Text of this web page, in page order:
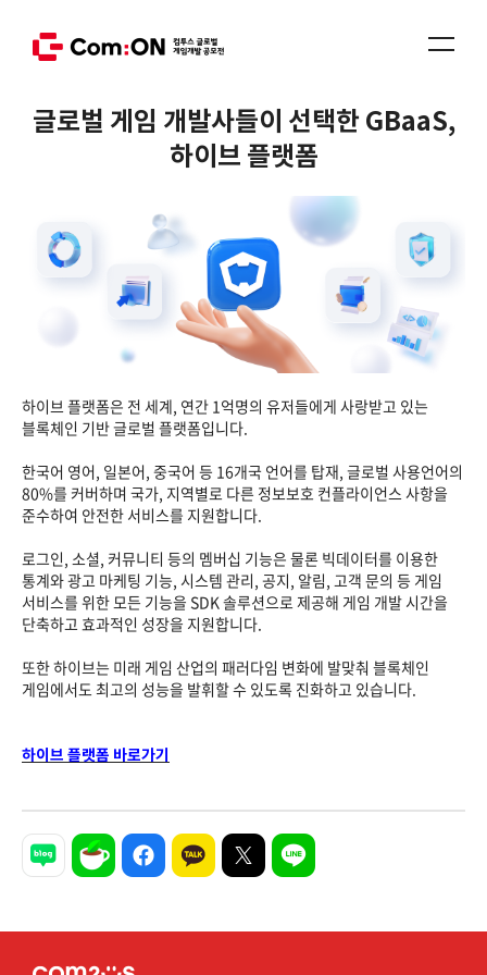
글로벌 게임 개발사들이 선택한 GBaaS,
하이브 플랫폼
하이브 플랫폼은 전 세계, 연간 1억명의 유저들에게 사랑받고 있는
블록체인 기반 글로벌 플랫폼입니다.
한국어 영어, 일본어, 중국어 등 16개국 언어를 탑재, 글로벌 사용언어의
80%를 커버하며 국가, 지역별로 다른 정보보호 컨플라이언스 사항을
준수하여 안전한 서비스를 지원합니다.
로그인, 소셜, 커뮤니티 등의 멤버십 기능은 물론 빅데이터를 이용한
통계와 광고 마케팅 기능, 시스템 관리, 공지, 알림, 고객 문의 등 게임
서비스를 위한 모든 기능을 SDK 솔루션으로 제공해 게임 개발 시간을
단축하고 효과적인 성장을 지원합니다.
또한 하이브는 미래 게임 산업의 패러다임 변화에 발맞춰 블록체인
게임에서도 최고의 성능을 발휘할 수 있도록 진화하고 있습니다.
하이브 플랫폼 바로가기